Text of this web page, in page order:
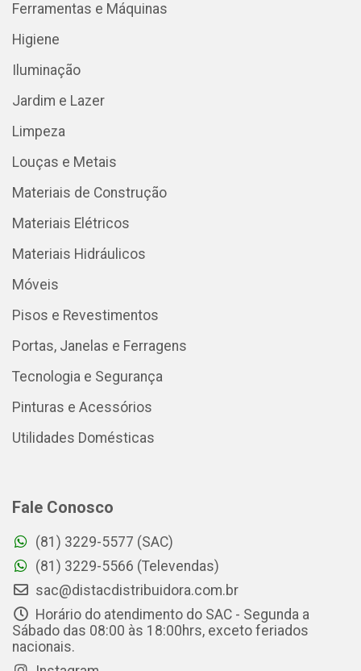
Ferramentas e Máquinas
Higiene
Iluminação
Jardim e Lazer
Limpeza
Louças e Metais
Materiais de Construção
Materiais Elétricos
Materiais Hidráulicos
Móveis
Pisos e Revestimentos
Portas, Janelas e Ferragens
Tecnologia e Segurança
Pinturas e Acessórios
Utilidades Domésticas
Fale Conosco
(81) 3229-5577 (SAC)
(81) 3229-5566 (Televendas)
sac@distacdistribuidora.com.br
Horário do atendimento do SAC - Segunda a
Sábado das 08:00 às 18:00hrs, exceto feriados
nacionais.